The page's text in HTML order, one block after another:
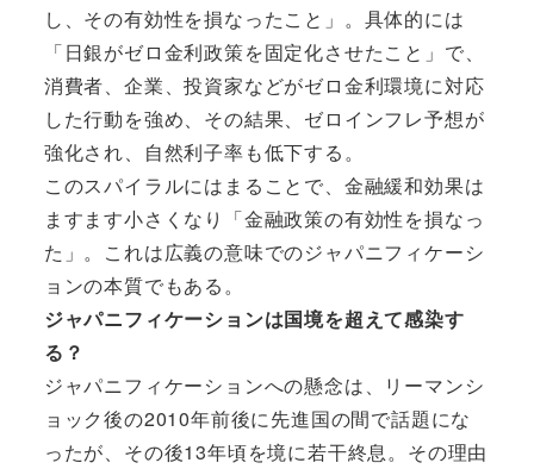
し、その有効性を損なったこと」。具体的には
「日銀がゼロ金利政策を固定化させたこと」で、
消費者、企業、投資家などがゼロ金利環境に対応
した行動を強め、その結果、ゼロインフレ予想が
強化され、自然利子率も低下する。
このスパイラルにはまることで、金融緩和効果は
ますます小さくなり「金融政策の有効性を損なっ
た」。これは広義の意味でのジャパニフィケーシ
ョンの本質でもある。
ジャパニフィケーションは国境を超えて感染す
る？
ジャパニフィケーションへの懸念は、リーマンシ
ョック後の2010年前後に先進国の間で話題にな
ったが、その後13年頃を境に若干終息。その理由